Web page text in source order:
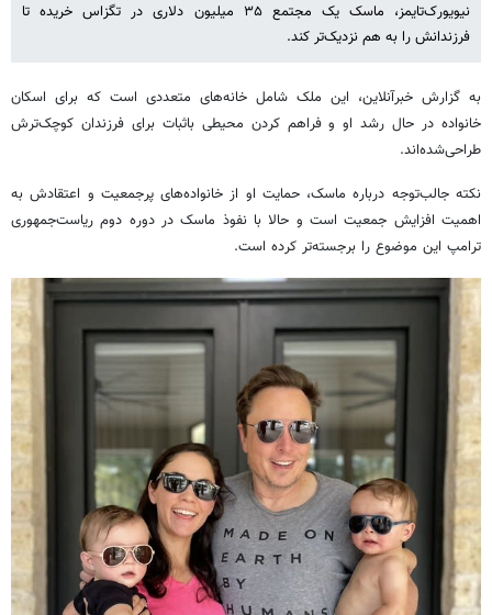
نیویورک‌تایمز، ماسک یک مجتمع ۳۵ میلیون دلاری در تگزاس خریده تا
فرزندانش را به هم نزدیک‌تر کند.
به گزارش خبرآنلاین، این ملک شامل خانه‌های متعددی است که برای اسکان
خانواده در حال رشد او و فراهم کردن محیطی باثبات برای فرزندان کوچک‌ترش
طراحی‌شده‌اند.
نکته جالب‌توجه درباره ماسک، حمایت او از خانواده‌های پرجمعیت و اعتقادش به
اهمیت افزایش جمعیت است و حالا با نفوذ ماسک در دوره دوم ریاست‌جمهوری
ترامپ این موضوع را برجسته‌تر کرده است.